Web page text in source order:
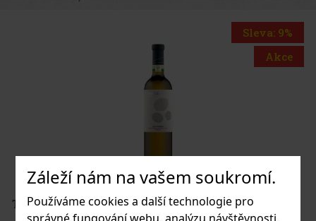
Záleží nám na vašem soukromí.
Používáme cookies a další technologie pro
Sleva: 9%
Akce
THAYA Sauvignon 2023 VOC 12,5% 0,75 l